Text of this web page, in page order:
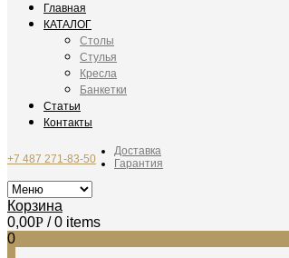
Главная
КАТАЛОГ
Столы
Стулья
Кресла
Банкетки
Статьи
Контакты
+7 487 271-83-50
Доставка
Гарантия
Корзина
0,00Р / 0 items
0